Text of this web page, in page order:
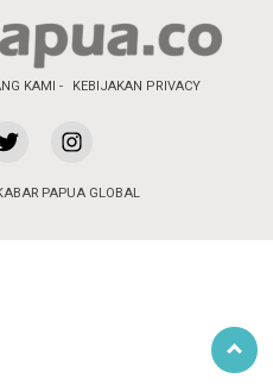
KAMI KEBIJAKAN PRIVACY
PAPUA GLOBAL